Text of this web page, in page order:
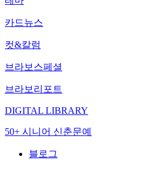
카드뉴스
컷&칼럼
브라보스페셜
브라보리포트
DIGITAL LIBRARY
50+ 시니어 신춘문예
블로그